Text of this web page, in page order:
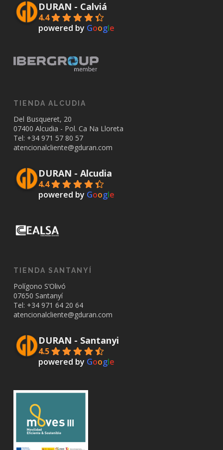
DURAN - Calviá
4.4
powered by Google
TIENDA ALCUDIA
Del Busqueret, 20
07400 Alcudia - Pol. Ca Na Lloreta
Tel: +34 971 57 80 57
atencionalcliente@gduran.com
DURAN - Alcudia
4.4
powered by Google
TIENDA SANTANYÍ
Polígono S’Olivó
07650 Santanyí
Tel: +34 971 64 20 64
atencionalcliente@gduran.com
DURAN - Santanyi
4.5
powered by Google